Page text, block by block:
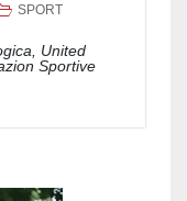
SPORT
United
Sportive